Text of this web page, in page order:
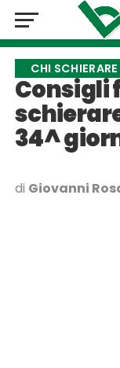
CHI SCHIERARE
Consigli
34^
di Giovanni